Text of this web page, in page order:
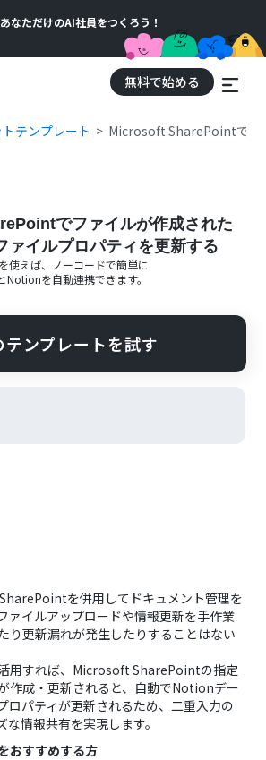
なただけのAI社員をつくろう！
無料で始める
テンプレート Microsoft SharePointでフ
でファイルが作成された
ァイルプロパティを更新する
使えば、ノーコードで簡単に
Notionを自動連携できます。
テンプレートを試す
を併用してドキュメント管理を
ァイルアップロードや情報更新を手作業
り更新漏れが発生したりすることはない
用すれば、Microsoft SharePointの指定
作成・更新されると、自動でNotionデー
ロパティが更新されるため、二重入力の
情報共有を実現します。
おすすめする方